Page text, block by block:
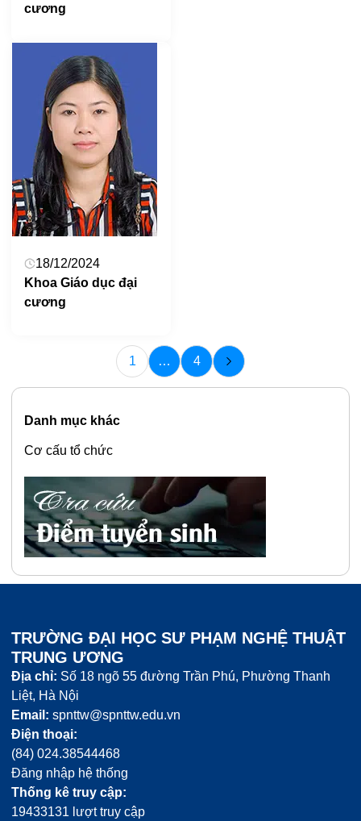
cương
18/12/2024
Khoa Giáo dục đại
cương
1 … 4
Danh mục khác
Cơ cấu tổ chức
TRƯỜNG ĐẠI HỌC SƯ PHẠM NGHỆ THUẬT
TRUNG ƯƠNG
Địa chỉ: Số 18 ngõ 55 đường Trần Phú, Phường Thanh
Liệt, Hà Nội
Email: spnttw@spnttw.edu.vn
Điện thoại:
(84) 024.38544468
Đăng nhập hệ thống
Thống kê truy cập:
19433131 lượt truy cập